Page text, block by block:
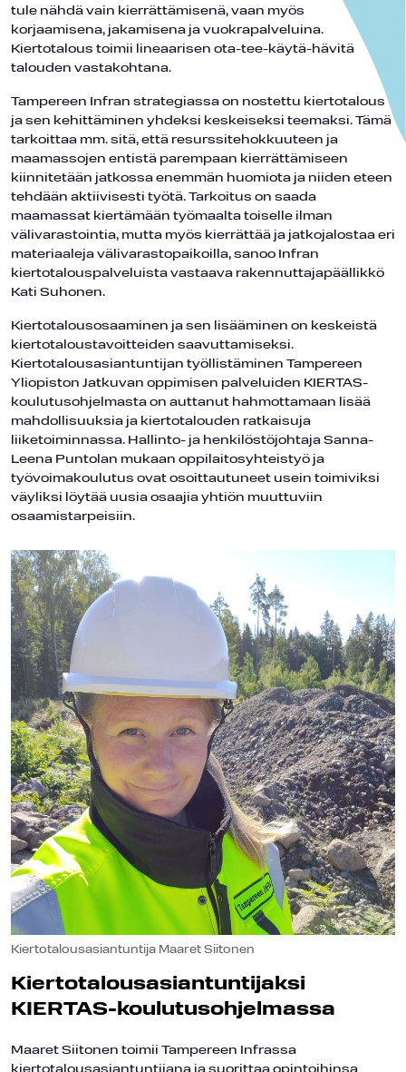
tule nähdä vain kierrättämisenä, vaan myös
korjaamisena, jakamisena ja vuokrapalveluina.
Kiertotalous toimii lineaarisen ota-tee-käytä-hävitä
talouden vastakohtana.
Tampereen Infran strategiassa on nostettu kiertotalous
ja sen kehittäminen yhdeksi keskeiseksi teemaksi. Tämä
tarkoittaa mm. sitä, että resurssitehokkuuteen ja
maamassojen entistä parempaan kierrättämiseen
kiinnitetään jatkossa enemmän huomiota ja niiden eteen
tehdään aktiivisesti työtä. Tarkoitus on saada
maamassat kiertämään työmaalta toiselle ilman
välivarastointia, mutta myös kierrättää ja jatkojalostaa eri
materiaaleja välivarastopaikoilla, sanoo Infran
kiertotalouspalveluista vastaava rakennuttajapäällikkö
Kati Suhonen.
Kiertotalousosaaminen ja sen lisääminen on keskeistä
kiertotaloustavoitteiden saavuttamiseksi.
Kiertotalousasiantuntijan työllistäminen Tampereen
Yliopiston Jatkuvan oppimisen palveluiden KIERTAS-
koulutusohjelmasta on auttanut hahmottamaan lisää
mahdollisuuksia ja kiertotalouden ratkaisuja
liiketoiminnassa. Hallinto- ja henkilöstöjohtaja Sanna-
Leena Puntolan mukaan oppilaitosyhteistyö ja
työvoimakoulutus ovat osoittautuneet usein toimiviksi
väyliksi löytää uusia osaajia yhtiön muuttuviin
osaamistarpeisiin.
Kiertotalousasiantuntija Maaret Siitonen
Kiertotalousasiantuntijaksi
KIERTAS-koulutusohjelmassa
Maaret Siitonen toimii Tampereen Infrassa